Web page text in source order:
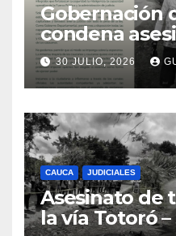
Gobernación
condena
ciudadanos y exige medidas
urgentes al
Nacional
30 JULIO, 2026
CAUCA JUDICIALES
Asesinato de
la vía Totoró